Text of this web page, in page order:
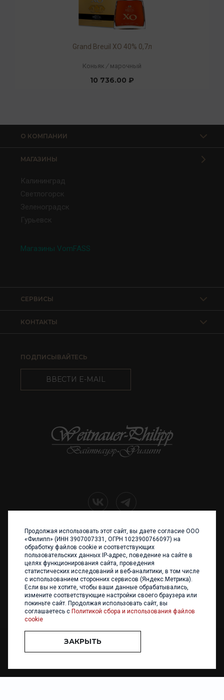
Grand Breuil XO 40% 0,7л
Коньяк / марочный
10 736.00 ₽
О КОМПАНИИ
МАГАЗИНЫ
Калининград
Светлогорск
Зеленоградск
Гурьевск
Магазины VomFASS
КОНТАКТЫ
СЕРВИСЫ
ПОДПИСЫВАЙТЕСЬ
ВВЕСТИ E-MAIL
+7 (4012) 960 898
236017 Калининград,
ул. Каштановая аллея, 47
Телефон: +7 4012 960 898,
+7 4012 960 856
Написать нам
ООО «ФИЛИПП» © 2013 - 2026. Все права защищены
Разработка и
Продолжая использовать этот сайт, вы даете согласие ООО
«Филипп» (ИНН 3907007331, ОГРН 1023900766097) на
обработку файлов cookie и соответствующих
пользовательских данных IP-адрес, поведение на сайте в
целях функционирования сайта, проведения
статистических исследований и веб-аналитики, в том числе
с использованием сторонних сервисов (Яндекс.Метрика).
Если вы не хотите, чтобы ваши данные обрабатывались,
измените соответствующие настройки своего браузера или
покиньте сайт. Продолжая использовать сайт, вы
соглашаетесь с Политикой сбора и использования файлов
cookie
ЗАКРЫТЬ